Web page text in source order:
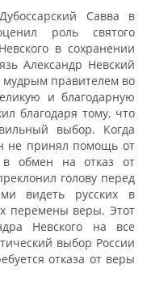
Савва в
роль святого
в сохранении
Александр Невский
правителем во
и благодарную
благодаря тому, что
выбор. Когда
не принял помощь от
в обмен на отказ от
голову перед
видеть русских в
перемены веры. Этот
Невского на все
выбор России
отказа от веры